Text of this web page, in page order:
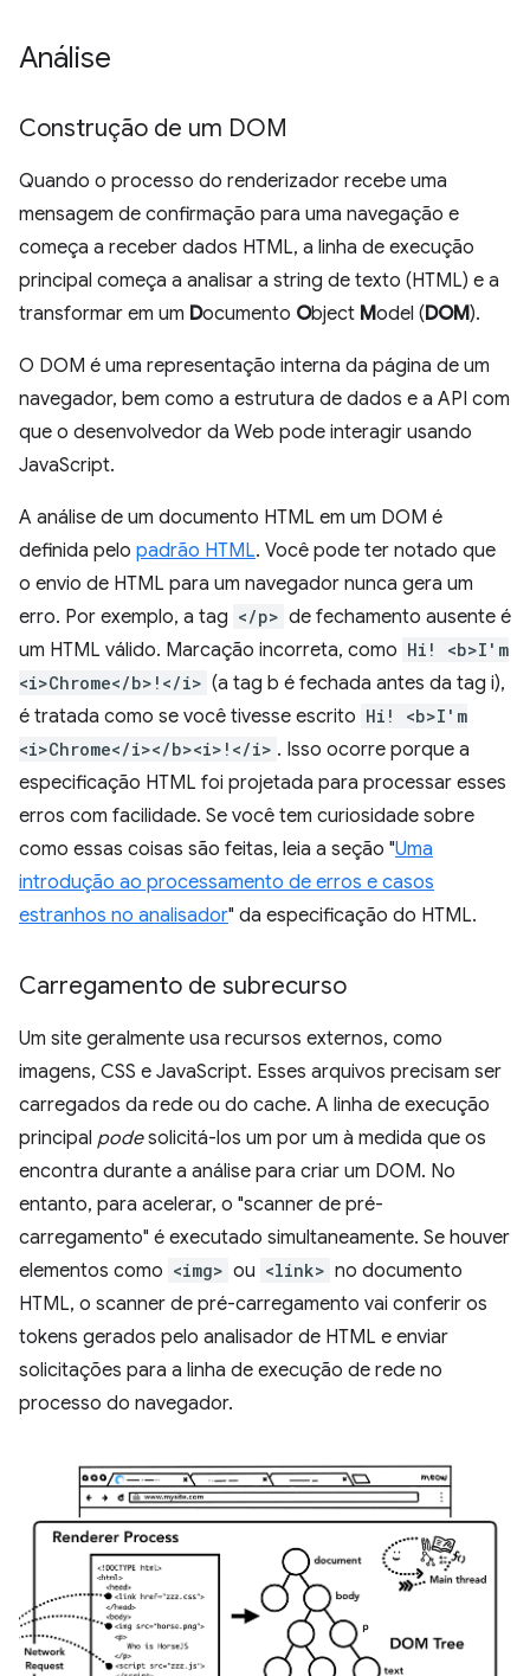
Análise
Construção de um DOM
Quando o processo do renderizador recebe uma
mensagem de confirmação para uma navegação e
começa a receber dados HTML, a linha de execução
principal começa a analisar a string de texto (HTML) e a
transformar em um Documento Object Model (DOM).
O DOM é uma representação interna da página de um
navegador, bem como a estrutura de dados e a API com
que o desenvolvedor da Web pode interagir usando
JavaScript.
A análise de um documento HTML em um DOM é
definida pelo padrão HTML. Você pode ter notado que
o envio de HTML para um navegador nunca gera um
erro. Por exemplo, a tag </p> de fechamento ausente é
um HTML válido. Marcação incorreta, como Hi! <b>I'm
<i>Chrome</b>!</i> (a tag b é fechada antes da tag i),
é tratada como se você tivesse escrito Hi! <b>I'm
<i>Chrome</i></b><i>!</i> . Isso ocorre porque a
especificação HTML foi projetada para processar esses
erros com facilidade. Se você tem curiosidade sobre
como essas coisas são feitas, leia a seção "Uma
introdução ao processamento de erros e casos
estranhos no analisador" da especificação do HTML.
Carregamento de subrecurso
Um site geralmente usa recursos externos, como
imagens, CSS e JavaScript. Esses arquivos precisam ser
carregados da rede ou do cache. A linha de execução
principal podesolicitá-los um por um à medida que os
encontra durante a análise para criar um DOM. No
entanto, para acelerar, o "scanner de pré-
carregamento" é executado simultaneamente. Se houver
elementos como <img> ou <link> no documento
HTML, o scanner de pré-carregamento vai conferir os
tokens gerados pelo analisador de HTML e enviar
solicitações para a linha de execução de rede no
processo do navegador.